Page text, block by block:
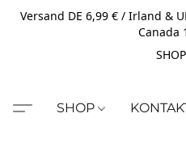
Versand DE 6,99 € / Irland &
Canada
SHOP
SHOP